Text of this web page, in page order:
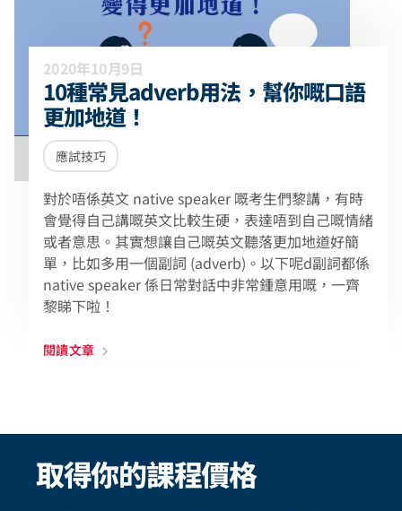
2020年10月9日
10種常見adverb用法，幫你嘅口語
更加地道！
應試技巧
對於唔係英文 native speaker 嘅考生們黎講，有時
會覺得自己講嘅英文比較生硬，表達唔到自己嘅情緒
或者意思。其實想讓自己嘅英文聽落更加地道好簡
單，比如多用一個副詞 (adverb)。以下呢d副詞都係
native speaker 係日常對話中非常鍾意用嘅，一齊
黎睇下啦！
閱讀文章
取得你的課程價格